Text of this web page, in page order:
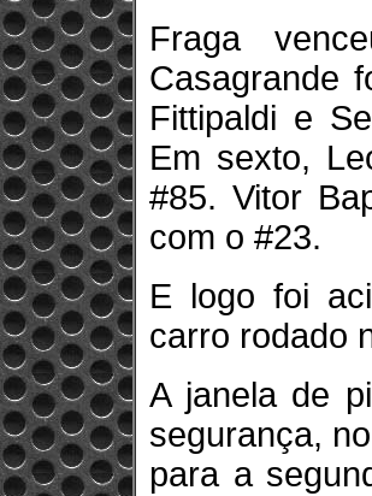
Fraga
Casagrande
Fittipaldi e
Em sexto,
#85. Vitor
com o #23.
E logo foi
carro rodado
A janela de
segurança,
para a